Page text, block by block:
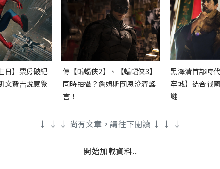
日】票房破紀
文費吉說感覺
傳【蝙蝠俠2】、【蝙蝠俠3】
同時拍攝？詹姆斯岡恩澄清謠
言！
黑澤清首部時
牢城】結合戰
謎
↓ ↓ ↓ 尚有文章，請往下閱讀 ↓ ↓ ↓
開始加載資料..